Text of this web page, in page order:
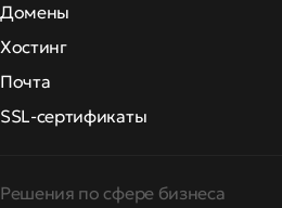
Домены
Хостинг
Почта
SSL-сертификаты
Решения по сфере бизнеса